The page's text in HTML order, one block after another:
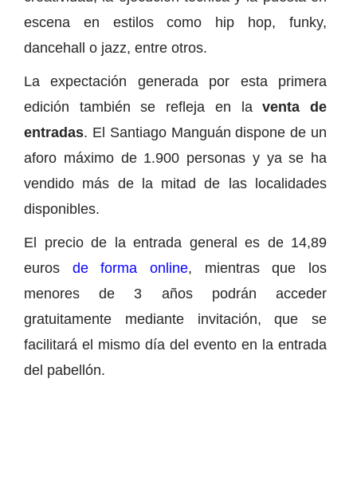
escena en estilos como hip hop, funky,
dancehall o jazz, entre otros.
La expectación generada por esta primera
edición también se refleja en laventa de
entradas. El Santiago Manguán dispone de un
aforo máximo de 1.900 personas y ya se ha
vendido más de la mitad de las localidades
disponibles.
El precio de la entrada general es de 14,89
euros de forma online, mientras que los
menores de 3 años podrán acceder
gratuitamente mediante invitación, que se
facilitará el mismo día del evento en la entrada
del pabellón.